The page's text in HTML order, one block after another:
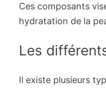
Ces composants
hydratation de la
Les
Il existe plusieurs